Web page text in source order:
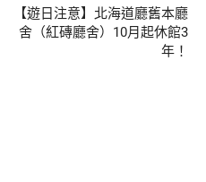
【遊日注意】北海道廳舊本廳
舍（紅磚廳舍）10月起休館3
年！